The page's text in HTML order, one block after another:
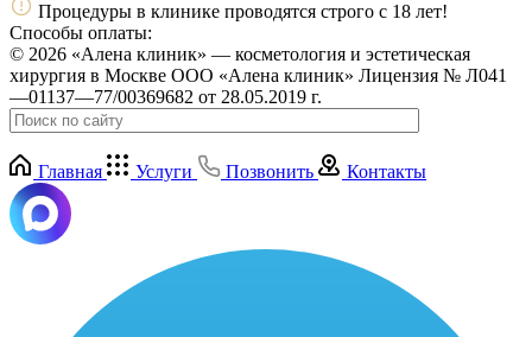
Процедуры в клинике проводятся строго с 18 лет!
Способы оплаты:
© 2026 «Алена клиник» — косметология и эстетическая
хирургия в Москве ООО «Алена клиник» Лицензия № Л041
—01137—77/00369682 от 28.05.2019 г.
Главная Услуги Позвонить Контакты